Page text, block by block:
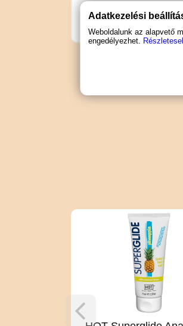
Használati útmutató
Adatkezelési
Weboldalunk az alapvető
engedélyezhet.